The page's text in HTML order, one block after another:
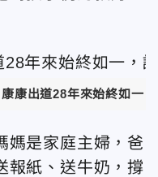
康康出道28年來始終如一
媽是家庭主婦，爸
報紙、送牛奶，撐